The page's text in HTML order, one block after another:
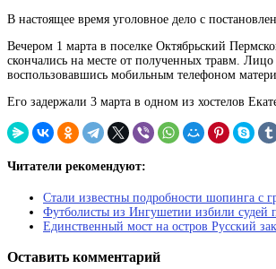
В настоящее время уголовное дело с
Вечером 1 марта в поселке Октябрьский
скончались на месте от полученных травм. Лицо
воспользовавшись мобильным телефоном
Его задержали 3 марта в одном из хостелов
Читатели рекомендуют:
Стали известны подробности шопинга с
Футболисты из Ингушетии избили судей
Единственный мост на остров Русский
Оставить комментарий